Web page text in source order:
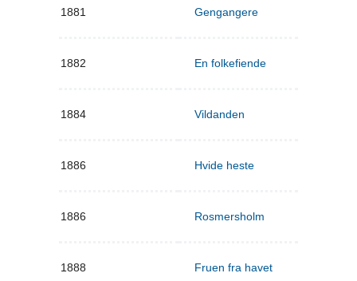
1881 Gengangere
1882 En folkefiende
1884 Vildanden
1886 Hvide heste
1886 Rosmersholm
1888 Fruen fra havet